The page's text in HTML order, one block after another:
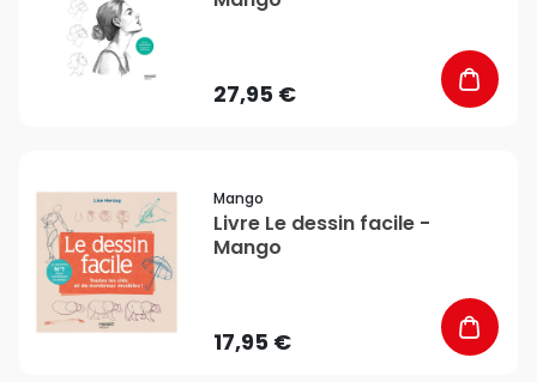
27,95 €
Mango
Livre Le dessin facile -
Mango
17,95 €